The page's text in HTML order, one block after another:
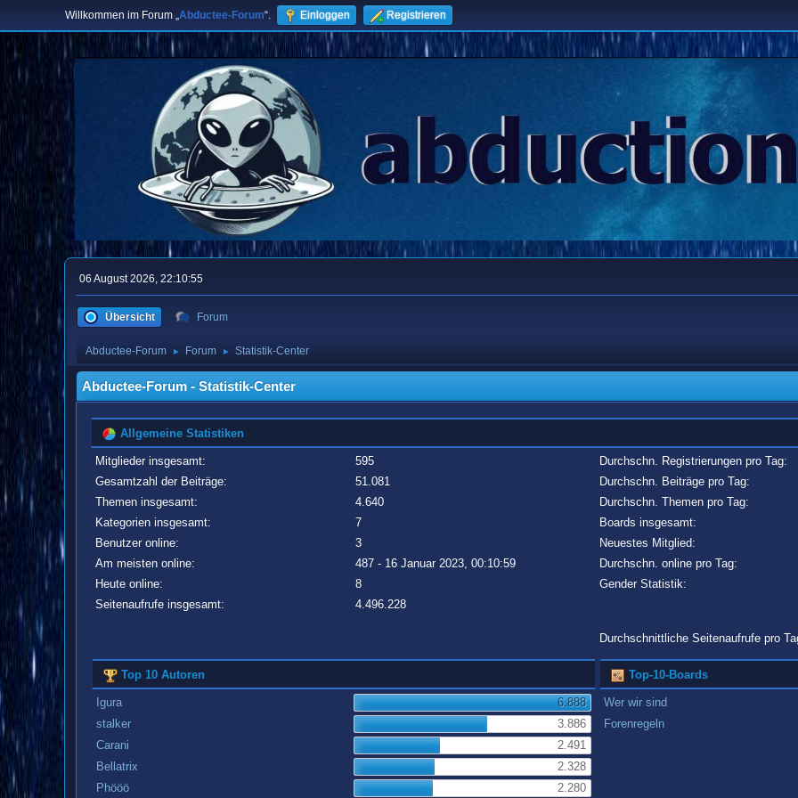
Willkommen im Forum „Abductee-Forum“. Einloggen Registrieren
06 August 2026, 22:10:55
Übersicht Forum
Abductee-Forum ► Forum ► Statistik-Center
Abductee-Forum - Statistik-Center
Allgemeine Statistiken
Mitglieder insgesamt:
595
Gesamtzahl der Beiträge:
51.081
Themen insgesamt:
4.640
Kategorien insgesamt:
7
Benutzer online:
3
Am meisten online:
487 - 16 Januar 2023, 00:10:59
Heute online:
8
Seitenaufrufe insgesamt:
4.496.228
Durchschn. Registrierungen pro Tag:
Durchschn. Beiträge pro Tag:
Durchschn. Themen pro Tag:
Boards insgesamt:
Neuestes Mitglied:
Durchschn. online pro Tag:
Gender Statistik:
Durchschnittliche Seitenaufrufe pro
Top 10 Autoren
Igura
6.888
stalker
3.886
Carani
2.491
Bellatrix
2.328
Phööö
2.280
Top-10-Boards
Wer wir sind
Forenregeln